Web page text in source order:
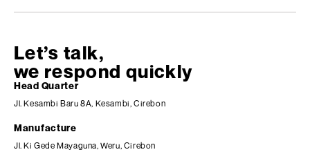
Let’s talk,
we respond quickly
Head Quarter
Jl. Kesambi Baru 8A, Kesambi, Cirebon
Manufacture
Jl. Ki Gede Mayaguna, Weru, Cirebon